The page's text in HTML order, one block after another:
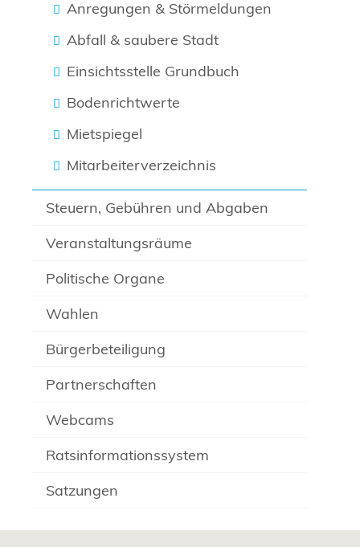
Anregungen & Störmeldungen
Abfall & saubere Stadt
Einsichtsstelle Grundbuch
Bodenrichtwerte
Mietspiegel
Mitarbeiterverzeichnis
Steuern, Gebühren und Abgaben
Veranstaltungsräume
Politische Organe
Wahlen
Bürgerbeteiligung
Partnerschaften
Webcams
Ratsinformationssystem
Satzungen